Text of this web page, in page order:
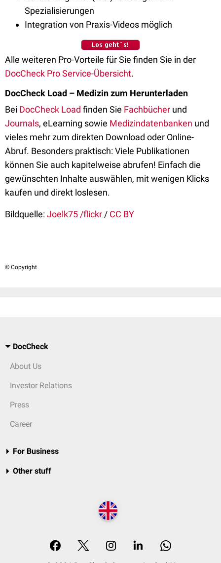
Spezialisierungen
Integration von Praxis-Videos möglich
Alle weiteren Pro-Vorteile für Sie finden Sie in der
DocCheck Pro Service-Übersicht.
DocCheck Load – Medizin zum Herunterladen
Bei DocCheck Load finden Sie Fachbücher und
Journals, eLearning sowie Medizindatenbanken und
vieles mehr zum direkten Download oder Online-
Abruf. Besonders praktisch: Viele Publikationen
können Sie auch kapitelweise abrufen! Einfach die
gewünschten Inhalte auswählen, mit wenigen Klicks
kaufen und direkt loslesen.
Bildquelle:Joelk75 /flickr / CC BY
© Copyright
DocCheck
About Us
Investor Relations
Press
Career
For Business
Other stuff